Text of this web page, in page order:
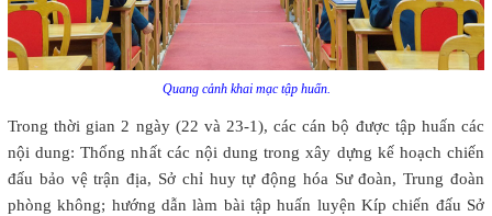
Quang cảnh khai mạc tập huấn.
Trong thời gian 2 ngày (22 và 23-1), các cán bộ được tập huấn các
nội dung: Thống nhất các nội dung trong xây dựng kế hoạch chiến
đấu bảo vệ trận địa, Sở chỉ huy tự động hóa Sư đoàn, Trung đoàn
phòng không; hướng dẫn làm bài tập huấn luyện Kíp chiến đấu Sở